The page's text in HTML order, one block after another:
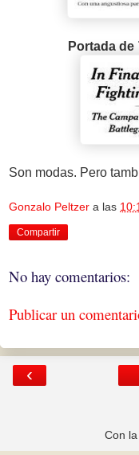
Portada de
Son modas. Pero
Gonzalo Peltzer a las
Compartir
No hay comentarios:
Publicar un
‹
Con